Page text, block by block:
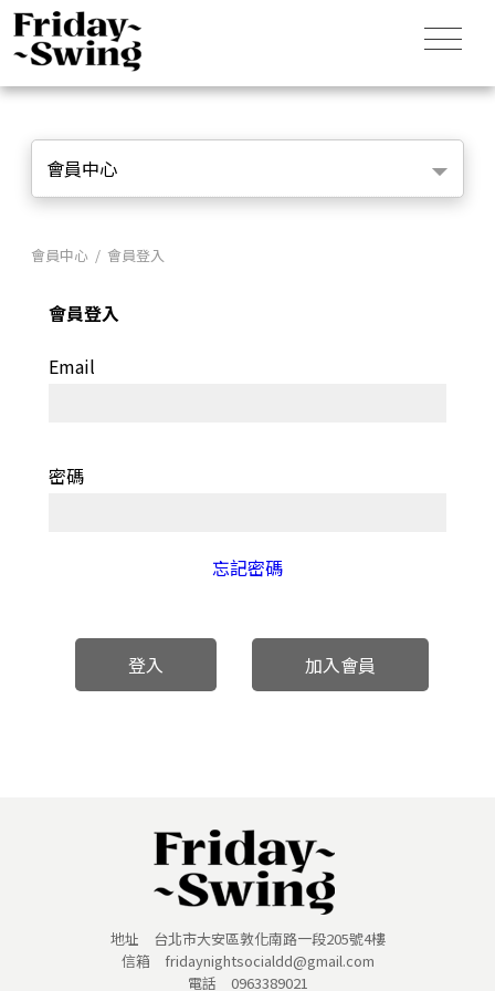
會員中心
會員中心 / 會員登入
會員登入
Email
密碼
忘記密碼
登入 加入會員
地址 台北市大安區敦化南路一段205號4樓
信箱 fridaynightsocialdd@gmail.com
電話 0963389021